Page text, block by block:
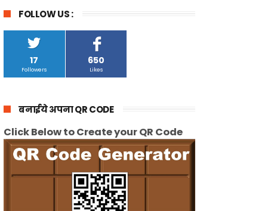
FOLLOW US :
17
Followers
650
Likes
बनाईये अपना QR CODE
Click Below to Create your QR Code